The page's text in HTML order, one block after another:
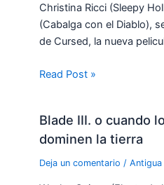
Christina Ricci (Sleepy
(Cabalga con el Diablo),
de Cursed, la nueva
Read Post »
Blade III. o cuando
dominen la tierra
Deja un comentario /Antigua